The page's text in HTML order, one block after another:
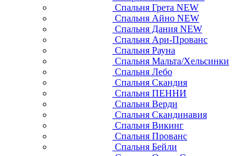
Спальня Грета NEW
Спальня Айно NEW
Спальня Дания NEW
Спальня Ари-Прованс
Спальня Рауна
Спальня Мальта/Хельсинки
Спальня Лебо
Спальня Скандия
Спальня ПЕННИ
Спальня Верди
Спальня Скандинавия
Спальня Викинг
Спальня Прованс
Спальня Бейли